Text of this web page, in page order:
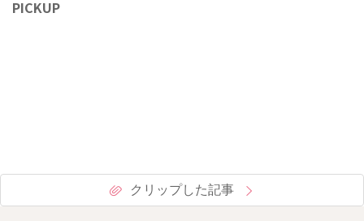
PICKUP
クリップした記事